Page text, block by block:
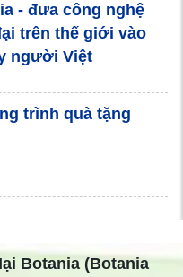
- đưa công nghệ
trên thế giới vào
người Việt
trình quà tặng
Botania (Botania